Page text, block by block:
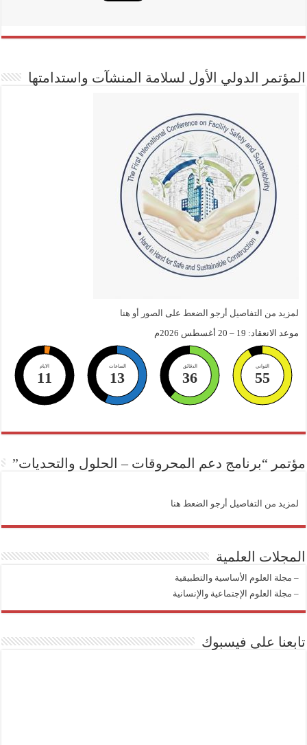
المؤتمر الدولي الأول لسلامة المنشآت واستدامتها
لمزيد من التفاصيل أرجو الضعط على الصور أو هنا
موعد الانعقاد: 19 – 20 أغسطس 2026م
الايام
11
الساعات
13
الدقائق
36
الثواني
54
مؤتمر “برنامج دعم المحروقات – الحلول والتحديات”
لمزيد من التفاصيل أرجو الضعط هنا
المجلات العلمية
– مجلة العلوم الأساسية والتطبيقية
– مجلة العلوم الإجتماعية والإنسانية
تابعنا على فيسبوك